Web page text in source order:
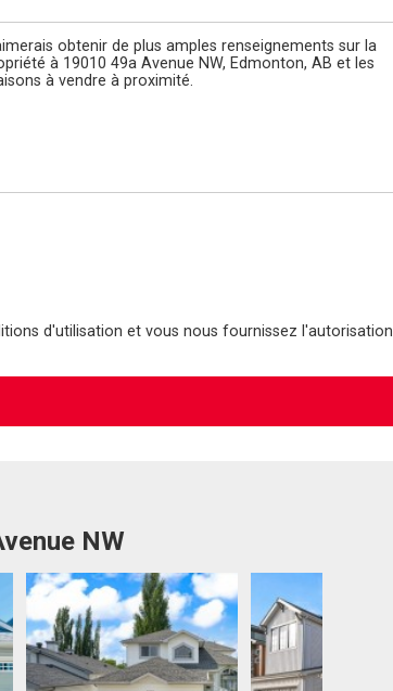
d'utilisation et vous nous fournissez l'autorisation
NW